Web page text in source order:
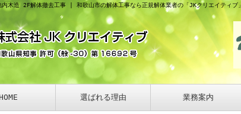
内木造 2F解体撤去工事 | 和歌山市の解体工事なら正規解体業者の「JKクリエイティブ」
選ばれる理由 業務案内